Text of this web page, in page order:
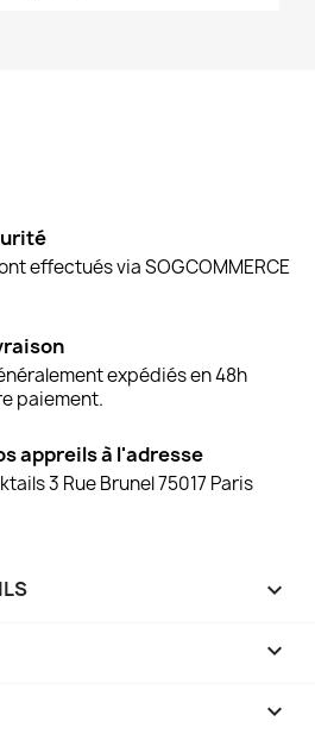
effectués via SOGCOMMERCE
expédiés en 48h
paiement.
appreils à l'adresse
3 Rue Brunel 75017 Paris


keyboard_arrow_down